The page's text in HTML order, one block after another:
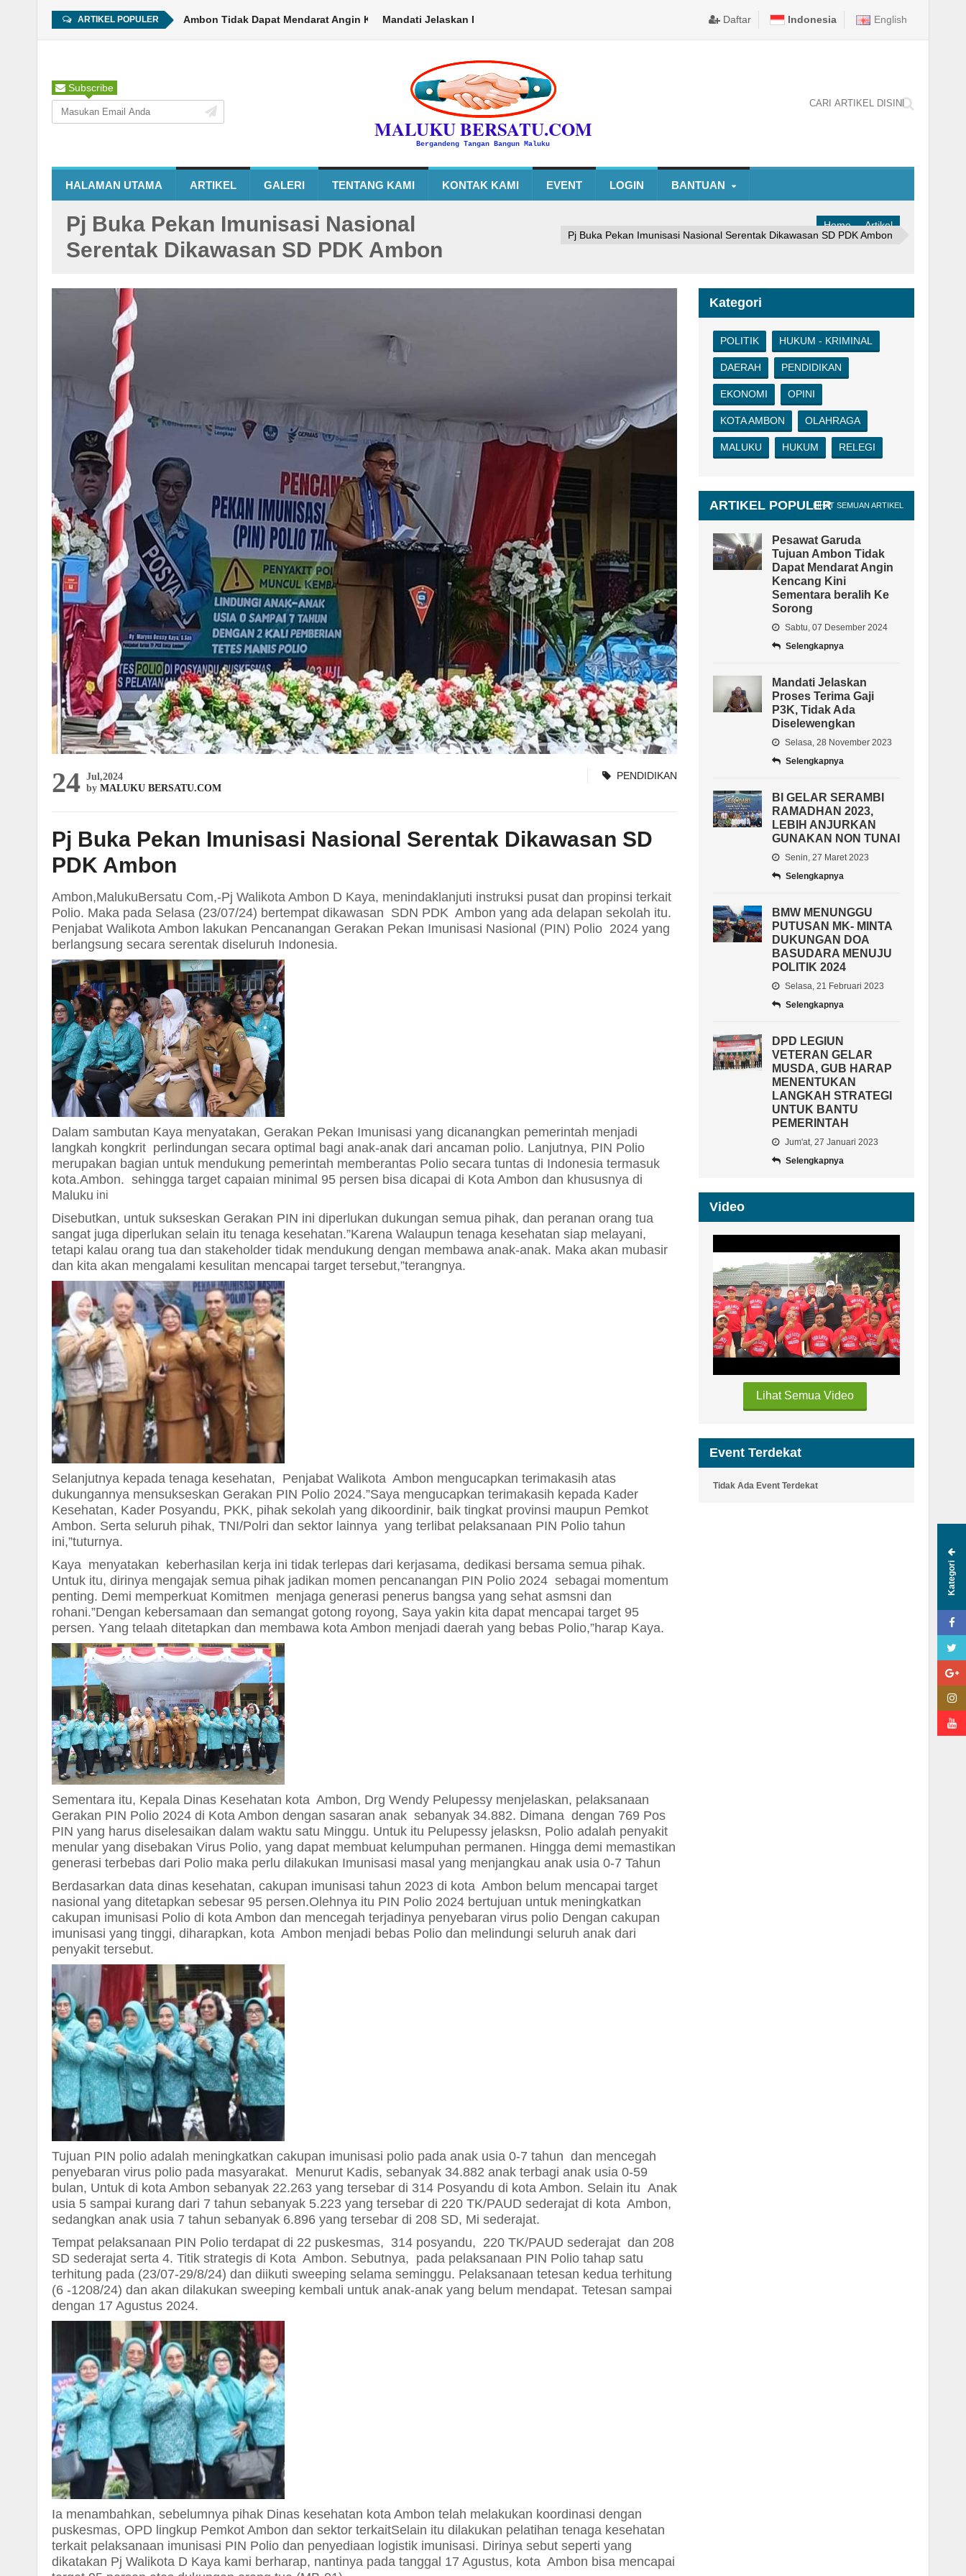
ARTIKEL POPULER
Pesawat Garuda Tujuan Ambon Tidak Dapat Mendarat Angin Kencang Kini Sementara beralih Ke Sorong Ambon,MalukuBersatu.Com,Puluhan penumpang pesawat Garuda Indonesia air line
Mandati Jelaskan Proses Terima Gaji P3K, Tidak Ada Diselewengkan Ambon,MalukuBersatu.Com, ,Sekretaris Dinas
BI GELAR SERAMBI RAMADHAN 2023, LEBIH ANJURKAN
Daftar Indonesia English
Subscribe
MALUKU BERSATU.COM
Bergandeng Tangan Bangun Maluku
HALAMAN UTAMA ARTIKEL GALERI TENTANG KAMI KONTAK KAMI EVENT LOGIN BANTUAN
Pj Buka Pekan Imunisasi Nasional
Serentak Dikawasan SD PDK Ambon
Home
Artikel
Pj Buka Pekan Imunisasi Nasional Serentak Dikawasan SD PDK Ambon
24 Jul,2024
by MALUKU BERSATU.COM
PENDIDIKAN
Pj Buka Pekan Imunisasi Nasional Serentak Dikawasan SD
PDK Ambon
Ambon,MalukuBersatu Com,-Pj Walikota Ambon D Kaya, menindaklanjuti instruksi pusat dan propinsi terkait
Polio. Maka pada Selasa (23/07/24) bertempat dikawasan SDN PDK Ambon yang ada delapan sekolah itu.
Penjabat Walikota Ambon lakukan Pencanangan Gerakan Pekan Imunisasi Nasional (PIN) Polio 2024 yang
berlangsung secara serentak diseluruh Indonesia.
Dalam sambutan Kaya menyatakan, Gerakan Pekan Imunisasi yang dicanangkan pemerintah menjadi
langkah kongkrit perlindungan secara optimal bagi anak-anak dari ancaman polio. Lanjutnya, PIN Polio
merupakan bagian untuk mendukung pemerintah memberantas Polio secara tuntas di Indonesia termasuk
kota.Ambon. sehingga target capaian minimal 95 persen bisa dicapai di Kota Ambon dan khususnya di
Maluku ini
Disebutkan, untuk sukseskan Gerakan PIN ini diperlukan dukungan semua pihak, dan peranan orang tua
sangat juga diperlukan selain itu tenaga kesehatan.”Karena Walaupun tenaga kesehatan siap melayani,
tetapi kalau orang tua dan stakeholder tidak mendukung dengan membawa anak-anak. Maka akan mubasir
dan kita akan mengalami kesulitan mencapai target tersebut,”terangnya.
Selanjutnya kepada tenaga kesehatan, Penjabat Walikota Ambon mengucapkan terimakasih atas
dukungannya mensukseskan Gerakan PIN Polio 2024.”Saya mengucapkan terimakasih kepada Kader
Kesehatan, Kader Posyandu, PKK, pihak sekolah yang dikoordinir, baik tingkat provinsi maupun Pemkot
Ambon. Serta seluruh pihak, TNI/Polri dan sektor lainnya yang terlibat pelaksanaan PIN Polio tahun
ini,”tuturnya.
Kaya menyatakan keberhasilan kerja ini tidak terlepas dari kerjasama, dedikasi bersama semua pihak.
Untuk itu, dirinya mengajak semua pihak jadikan momen pencanangan PIN Polio 2024 sebagai momentum
penting. Demi memperkuat Komitmen menjaga generasi penerus bangsa yang sehat asmsni dan
rohani.”Dengan kebersamaan dan semangat gotong royong, Saya yakin kita dapat mencapai target 95
persen. Yang telaah ditetapkan dan membawa kota Ambon menjadi daerah yang bebas Polio,”harap Kaya.
Sementara itu, Kepala Dinas Kesehatan kota Ambon, Drg Wendy Pelupessy menjelaskan, pelaksanaan
Gerakan PIN Polio 2024 di Kota Ambon dengan sasaran anak sebanyak 34.882. Dimana dengan 769 Pos
PIN yang harus diselesaikan dalam waktu satu Minggu. Untuk itu Pelupessy jelasksn, Polio adalah penyakit
menular yang disebakan Virus Polio, yang dapat membuat kelumpuhan permanen. Hingga demi memastikan
generasi terbebas dari Polio maka perlu dilakukan Imunisasi masal yang menjangkau anak usia 0-7 Tahun
Berdasarkan data dinas kesehatan, cakupan imunisasi tahun 2023 di kota Ambon belum mencapai target
nasional yang ditetapkan sebesar 95 persen.Olehnya itu PIN Polio 2024 bertujuan untuk meningkatkan
cakupan imunisasi Polio di kota Ambon dan mencegah terjadinya penyebaran virus polio Dengan cakupan
imunisasi yang tinggi, diharapkan, kota Ambon menjadi bebas Polio dan melindungi seluruh anak dari
penyakit tersebut.
Tujuan PIN polio adalah meningkatkan cakupan imunisasi polio pada anak usia 0-7 tahun dan mencegah
penyebaran virus polio pada masyarakat. Menurut Kadis, sebanyak 34.882 anak terbagi anak usia 0-59
bulan, Untuk di kota Ambon sebanyak 22.263 yang tersebar di 314 Posyandu di kota Ambon. Selain itu Anak
usia 5 sampai kurang dari 7 tahun sebanyak 5.223 yang tersebar di 220 TK/PAUD sederajat di kota Ambon,
sedangkan anak usia 7 tahun sebanyak 6.896 yang tersebar di 208 SD, Mi sederajat.
Tempat pelaksanaan PIN Polio terdapat di 22 puskesmas, 314 posyandu, 220 TK/PAUD sederajat dan 208
SD sederajat serta 4. Titik strategis di Kota Ambon. Sebutnya, pada pelaksanaan PIN Polio tahap satu
terhitung pada (23/07-29/8/24) dan diikuti sweeping selama seminggu. Pelaksanaan tetesan kedua terhitung
(6 -1208/24) dan akan dilakukan sweeping kembali untuk anak-anak yang belum mendapat. Tetesan sampai
dengan 17 Agustus 2024.
Ia menambahkan, sebelumnya pihak Dinas kesehatan kota Ambon telah melakukan koordinasi dengan
puskesmas, OPD lingkup Pemkot Ambon dan sektor terkaitSelain itu dilakukan pelatihan tenaga kesehatan
terkait pelaksanaan imunisasi PIN Polio dan penyediaan logistik imunisasi. Dirinya sebut seperti yang
dikatakan Pj Walikota D Kaya kami berharap, nantinya pada tanggal 17 Agustus, kota Ambon bisa mencapai
Kategori
POLITIK HUKUM - KRIMINAL
DAERAH PENDIDIKAN
EKONOMI OPINI
KOTA AMBON OLAHRAGA
MALUKU HUKUM RELEGI
ARTIKEL POPULERLIHAT SEMUAN ARTIKEL
Pesawat Garuda
Tujuan Ambon Tidak
Dapat Mendarat Angin
Kencang Kini
Sementara beralih Ke
Sorong
Sabtu, 07 Desember 2024
Selengkapnya
Mandati Jelaskan
Proses Terima Gaji
P3K, Tidak Ada
Diselewengkan
Selasa, 28 November 2023
Selengkapnya
BI GELAR SERAMBI
RAMADHAN 2023,
LEBIH ANJURKAN
GUNAKAN NON TUNAI
Senin, 27 Maret 2023
Selengkapnya
BMW MENUNGGU
PUTUSAN MK- MINTA
DUKUNGAN DOA
BASUDARA MENUJU
POLITIK 2024
Selasa, 21 Februari 2023
Selengkapnya
DPD LEGIUN
VETERAN GELAR
MUSDA, GUB HARAP
MENENTUKAN
LANGKAH STRATEGI
UNTUK BANTU
PEMERINTAH
Jum'at, 27 Januari 2023
Selengkapnya
Video
Lihat Semua Video
Event Terdekat
Tidak Ada Event Terdekat
Kategori